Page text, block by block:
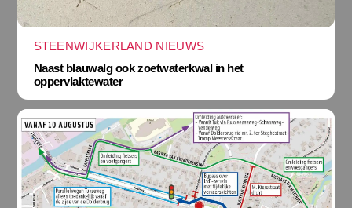
STEENWIJKERLAND NIEUWS
Naast blauwalg ook zoetwaterkwal in het
oppervlaktewater